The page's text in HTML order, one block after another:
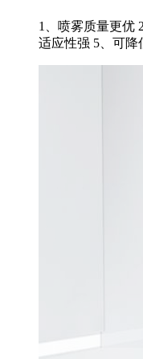
1、喷雾质量更优
适应性强 5、可降